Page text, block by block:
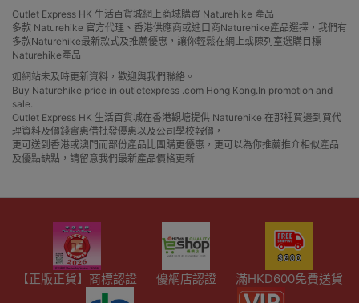
Outlet Express HK 生活百貨城網上商城購買 Naturehike 產品
多款 Naturehike 官方代理、香港供應商或進口商Naturehike產品選擇，我們有
多款Naturehike最新款式及推薦優惠，讓你輕鬆在網上或陳列室選購目標
Naturehike產品
如網站未及時更新資料，歡迎與我們聯絡。
Buy Naturehike price in outletexpress .com Hong Kong.In promotion and
sale.
Outlet Express HK 生活百貨城在香港觀塘提供 Naturehike 在那裡買邊到買代
理資料及價錢實惠借批發優惠以及公司學校報價，
更可送到香港或澳門而部份產品比團購更優惠，更可以為你推薦推介相似產品
及優點缺點，請留意我們最新產品價格更新
【正版正貨】商標認證 優網店認證 滿HKD600免費送貨